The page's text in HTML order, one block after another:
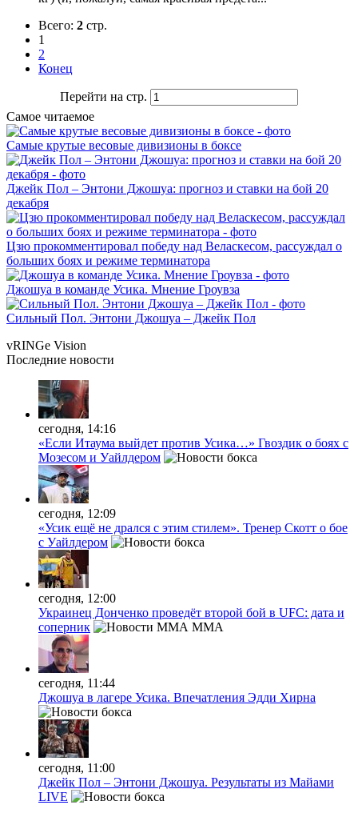
Всего: 2 стр.
1
2
Конец
Перейти на стр.
Самое читаемое
Самые крутые весовые дивизионы в боксе
Джейк Пол – Энтони Джошуа: прогноз и ставки на бой 20
декабря
Цзю прокомментировал победу над Веласкесом, рассуждал о
больших боях и режиме терминатора
Джошуа в команде Усика. Мнение Гроувза
Сильный Пол. Энтони Джошуа – Джейк Пол
vRINGe Vision
Последние новости
сегодня, 14:16
«Если Итаума выйдет против Усика…» Гвоздик о боях с
Мозесом и Уайлдером
сегодня, 12:09
«Усик ещё не дрался с этим стилем». Тренер Скотт о бое
с Уайлдером
сегодня, 12:00
Украинец Донченко проведёт второй бой в UFC: дата и
соперник
MMA
сегодня, 11:44
Джошуа в лагере Усика. Впечатления Эдди Хирна
сегодня, 11:00
Джейк Пол – Энтони Джошуа. Результаты из Майами
LIVE